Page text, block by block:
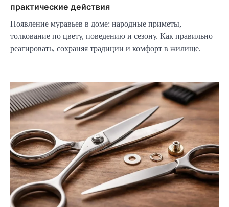
практические действия
Появление муравьев в доме: народные приметы,
толкование по цвету, поведению и сезону. Как правильно
реагировать, сохраняя традиции и комфорт в жилище.